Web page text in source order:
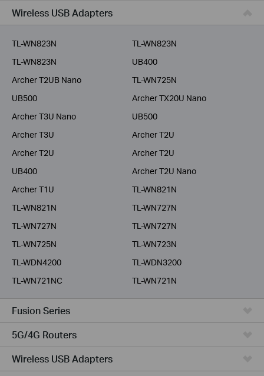
Business
Service Provider
Wireless USB Adapters
TL-WN823N
TL-WN823N
TL-WN823N
UB400
Archer T2UB Nano
TL-WN725N
UB500
Archer TX20U Nano
Archer T3U Nano
UB500
Archer T3U
Archer T2U
Archer T2U
Archer T2U
UB400
Archer T2U Nano
Archer T1U
TL-WN821N
TL-WN821N
TL-WN727N
TL-WN727N
TL-WN727N
TL-WN725N
TL-WN723N
TL-WDN4200
TL-WDN3200
TL-WN721NC
TL-WN721N
Fusion Series
5G/4G Routers
Wireless USB Adapters